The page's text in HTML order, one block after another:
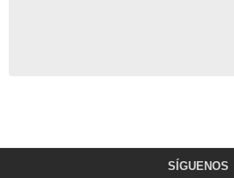
SÍGUENOS